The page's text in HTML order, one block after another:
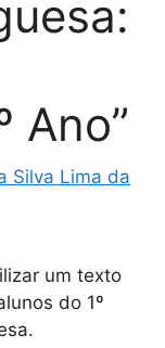
Ano”
Silva Lima da
um texto
do 1º